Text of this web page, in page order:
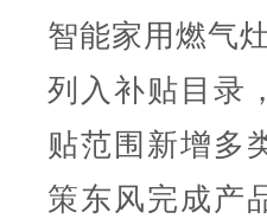
智能家用燃气
列入补贴目录
贴范围新增多
策东风完成产